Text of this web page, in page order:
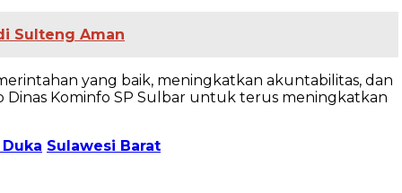
Sulteng Aman
yang baik, meningkatkan akuntabilitas, dan
Kominfo SP Sulbar untuk terus meningkatkan
Sulawesi Barat